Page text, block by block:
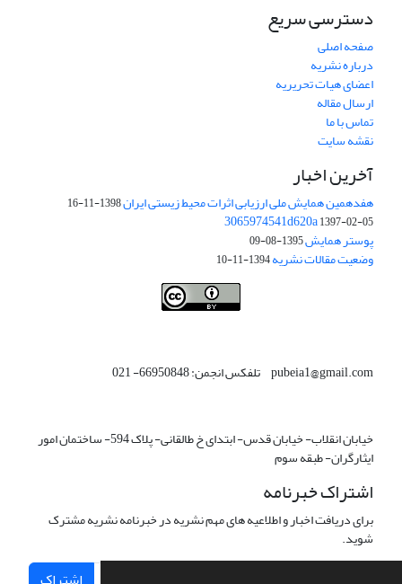
دسترسی سریع
صفحه اصلی
درباره نشریه
اعضای هیات تحریریه
ارسال مقاله
تماس با ما
نقشه سایت
آخرین اخبار
هفدهمین همایش ملی ارزیابی اثرات محیط زیستی ایران1398-11-16
3065974541d620a1397-02-05
پوستر همایش1395-08-09
وضعیت مقالات نشریه1394-11-10
pubeia1@gmail.com تلفکس انجمن: 66950848- 021
خیابان انقلاب- خیابان قدس- ابتدای خ طالقانی- پلاک 594- ساختمان امور
ایثارگران- طبقه سوم
اشتراک خبرنامه
برای دریافت اخبار و اطلاعیه های مهم نشریه در خبرنامه نشریه مشترک
شوید.